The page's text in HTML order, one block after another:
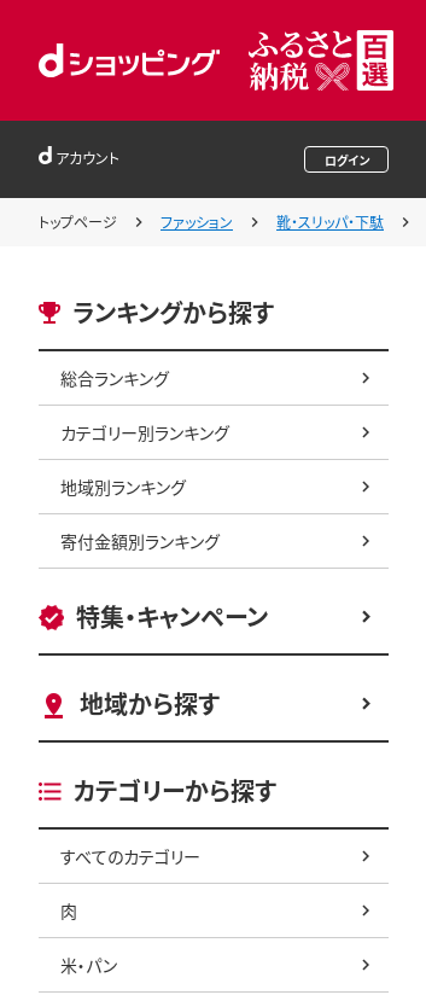
アカウント ログイン
トップページ ファッション 靴・スリッパ・下駄
ランキングから探す
総合ランキング
カテゴリー別ランキング
地域別ランキング
寄付金額別ランキング
特集・キャンペーン
地域から探す
カテゴリーから探す
すべてのカテゴリー
肉
米・パン